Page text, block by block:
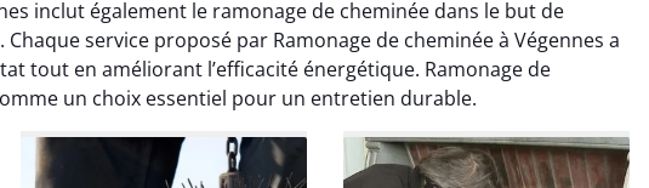
inclut également le ramonage de cheminée dans le but de
service proposé par Ramonage de cheminée à Végennes a
tout en améliorant l’efficacité énergétique. Ramonage de
un choix essentiel pour un entretien durable.
Nicolas Perrin
22 janvier 2026
Intervention rapide et très
propre pour le ramonage
Yannick Morel
12 juillet 2025
Intervention très efficace
pour le ramonage débistrage